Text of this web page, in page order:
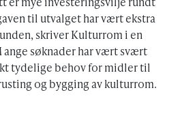
til utvalget har vært ekstra
skriver Kulturrom i en
ange søknader har vært svært
tydelige behov for midler til
og bygging av kulturrom.